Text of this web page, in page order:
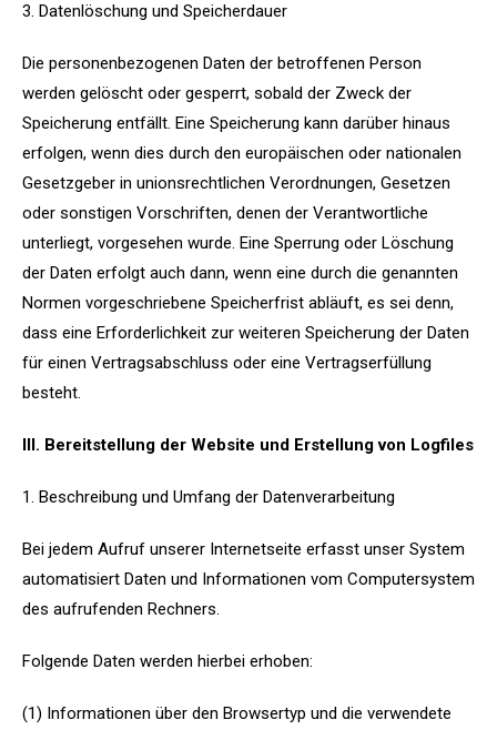
3. Datenlöschung und Speicherdauer
Die personenbezogenen Daten der betroffenen Person
werden gelöscht oder gesperrt, sobald der Zweck der
Speicherung entfällt. Eine Speicherung kann darüber hinaus
erfolgen, wenn dies durch den europäischen oder nationalen
Gesetzgeber in unionsrechtlichen Verordnungen, Gesetzen
oder sonstigen Vorschriften, denen der Verantwortliche
unterliegt, vorgesehen wurde. Eine Sperrung oder Löschung
der Daten erfolgt auch dann, wenn eine durch die genannten
Normen vorgeschriebene Speicherfrist abläuft, es sei denn,
dass eine Erforderlichkeit zur weiteren Speicherung der Daten
für einen Vertragsabschluss oder eine Vertragserfüllung
besteht.
III. Bereitstellung der Website und Erstellung von Logfiles
1. Beschreibung und Umfang der Datenverarbeitung
Bei jedem Aufruf unserer Internetseite erfasst unser System
automatisiert Daten und Informationen vom Computersystem
des aufrufenden Rechners.
Folgende Daten werden hierbei erhoben:
(1) Informationen über den Browsertyp und die verwendete